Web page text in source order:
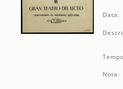
Data:
Nota: